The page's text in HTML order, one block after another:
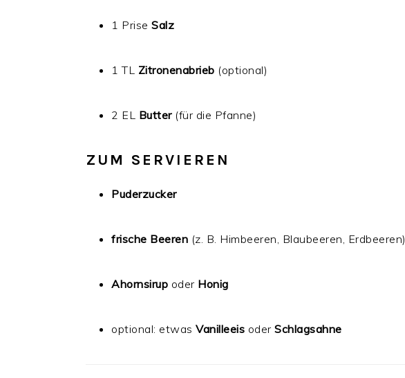
1 Prise Salz
1 TL Zitronenabrieb (optional)
2 EL Butter(für die Pfanne)
ZUM SERVIEREN
Puderzucker
frische Beeren (z. B. Himbeeren, Blaubeeren, Erdbeeren)
Ahornsirup oder Honig
optional: etwas Vanilleeis oder Schlagsahne